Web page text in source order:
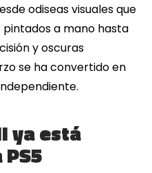
odiseas visuales que
a mano hasta
y oscuras
se ha convertido en
ya está